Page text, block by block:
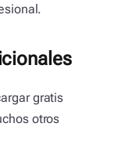
gratis
otros